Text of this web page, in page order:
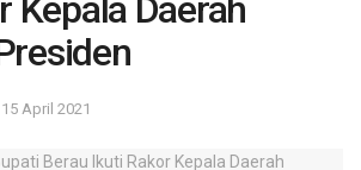
Kepala Daerah
15 April 2021